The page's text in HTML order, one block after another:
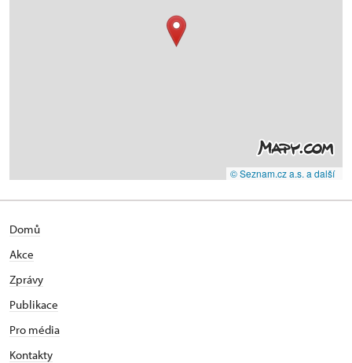
© Seznam.cz a.s. a další
Domů
Akce
Zprávy
Publikace
Pro média
Kontakty